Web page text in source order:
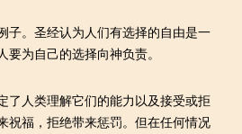
子。圣经认为人们有选择的自由是一
为自己的选择向神负责。
了人类理解它们的能力以及接受或拒
祝福，拒绝带来惩罚。但在任何情况